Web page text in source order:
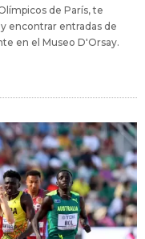
de París, te
encontrar entradas de
en el Museo D'Orsay.